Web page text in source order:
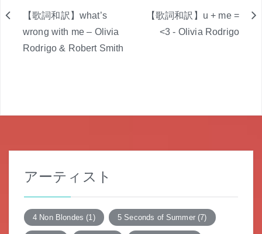
ー
【歌詞和訳】what’s
wrong with me – Olivia
Rodrigo & Robert Smith
【歌詞和訳】u + me =
<3 - Olivia Rodrigo
アーティスト
4 Non Blondes (1) 5 Seconds of Summer(7)